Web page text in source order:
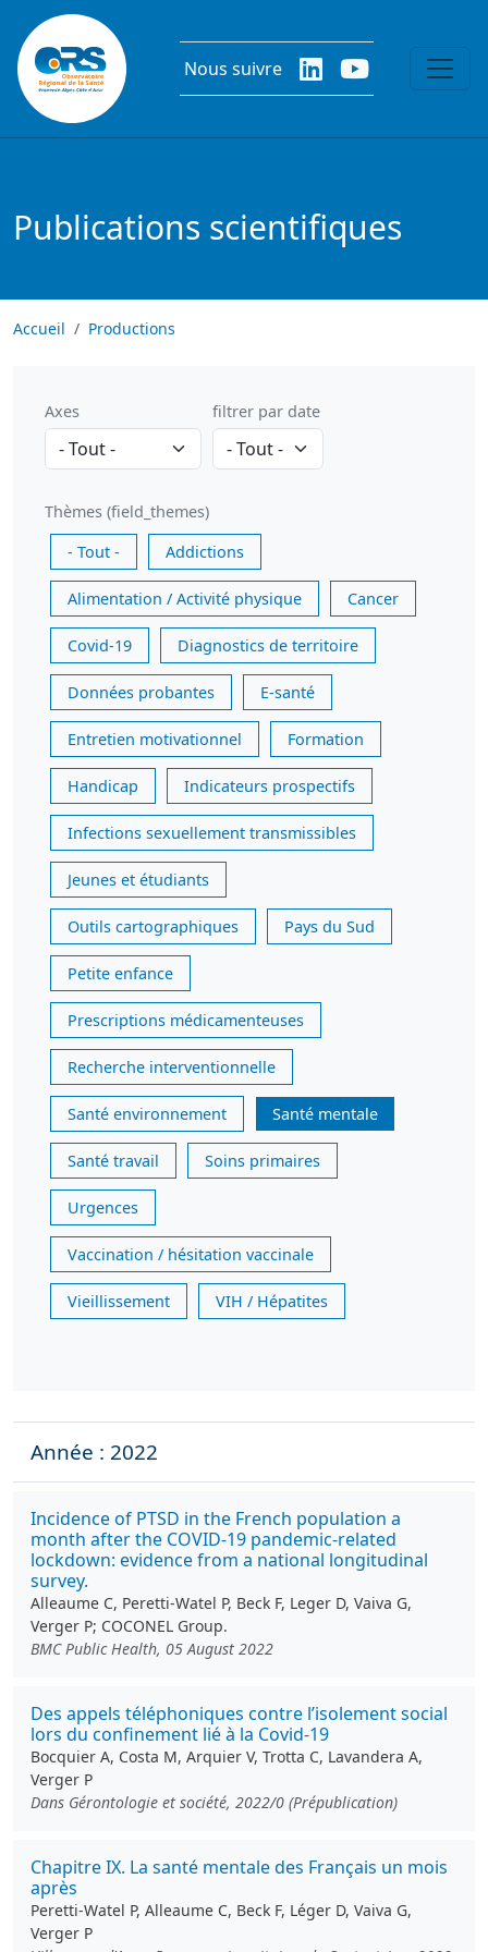
Aller au contenu principal
Nous suivre
Publications scientifiques
Accueil Productions
Axes filtrer par date
Thèmes (field_themes)
- Tout -
Addictions
Alimentation / Activité physique Cancer
Covid-19 Diagnostics de territoire
Données probantes E-santé
Entretien motivationnel Formation
Handicap Indicateurs prospectifs
Infections sexuellement transmissibles
Jeunes et étudiants
Outils cartographiques Pays du Sud
Petite enfance
Prescriptions médicamenteuses
Recherche interventionnelle
Santé environnement Santé mentale
Santé travail Soins primaires
Urgences
Vaccination / hésitation vaccinale
Vieillissement VIH / Hépatites
Année : 2022
Incidence of PTSD in the French population a
month after the COVID-19 pandemic-related
lockdown: evidence from a national longitudinal
survey.
Alleaume C, Peretti-Watel P, Beck F, Leger D, Vaiva G,
Verger P; COCONEL Group.
BMC Public Health, 05 August 2022
Des appels téléphoniques contre l’isolement social
lors du confinement lié à la Covid-19
Bocquier A, Costa M, Arquier V, Trotta C, Lavandera A,
Verger P
Dans Gérontologie et société, 2022/0 (Prépublication)
Chapitre IX. La santé mentale des Français un mois
après
Peretti-Watel P, Alleaume C, Beck F, Léger D, Vaiva G,
Verger P